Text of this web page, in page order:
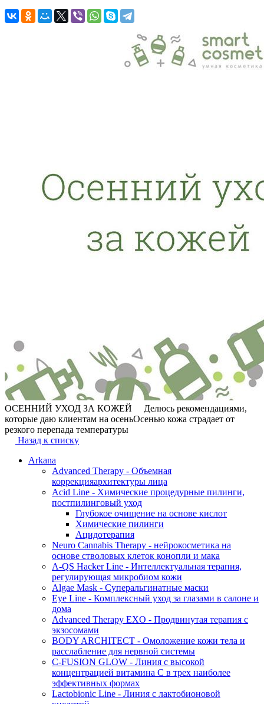
ОСЕННИЙ УХОД ЗА КОЖЕЙ ⠀ Делюсь рекомендациями,
которые даю клиентам на осеньОсенью кожа страдает от
резкого перепада температуры
Назад к списку
Arkana
Advanced Therapy - Объемная
коррекцияархитектуры лица
Acid Line - Химические процедурные пилинги,
постпилинговый уход
Глубокое очищение на основе кислот
Химические пилинги
Ацидотерапия
Neuro Cannabis Therapy - нейрокосметика на
основе стволовых клеток конопли и мака
A-QS Hacker Line - Интеллектуальная терапия,
регулирующая микробиом кожи
Algae Mask - Суперальгинатные маски
Eye Line - Комплексный уход за глазами в салоне и
дома
Advanced Therapy EXO - Продвинутая терапия с
экзосомами
BODY ARCHITECT - Омоложение кожи тела и
расслабление для нервной системы
C-FUSION GLOW - Линия с высокой
концентрацией витамина C в трех наиболее
эффективных формах
Lactobionic Line - Линия с лактобионовой